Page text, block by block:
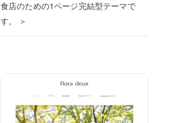
食店のための1ページ完結型テーマで
す。 ＞